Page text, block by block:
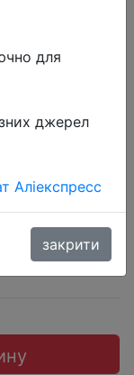
для
джерел
Аліекспресс
закрити